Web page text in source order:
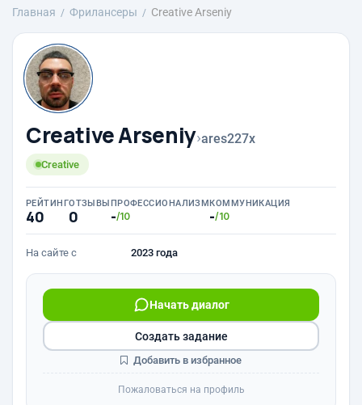
Главная Фрилансеры Creative Arseniy
Creative Arseniy›ares227x
Creative
РЕЙТИНГ
40
ОТЗЫВЫ
0
ПРОФЕССИОНАЛИЗМ
-/10
КОММУНИКАЦИЯ
-/10
На сайте с 2023 года
Начать диалог
Создать задание
Добавить в избранное
Пожаловаться на профиль